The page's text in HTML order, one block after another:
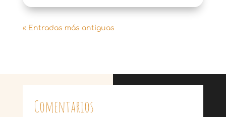
« Entradas más antiguas
Comentarios